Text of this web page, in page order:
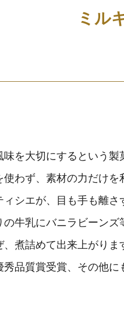
ミル
を大切にするという製
わず、素材の力だけを
シエが、目も手も離さ
牛乳にバニラビーンズ
煮詰めて出来上がりま
品質賞受賞、その他に